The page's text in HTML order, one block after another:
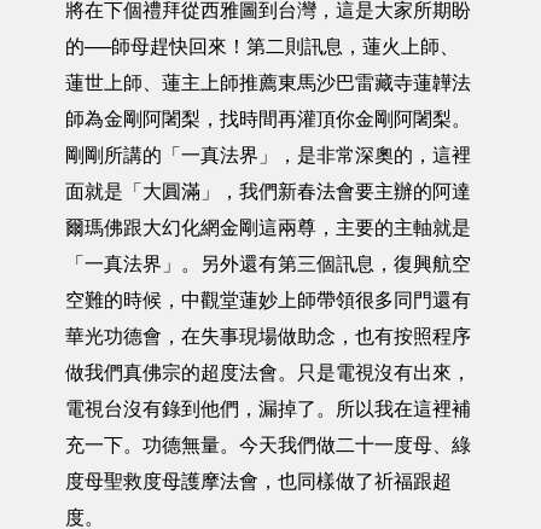
將在下個禮拜從西雅圖到台灣，這是大家所期盼
的──師母趕快回來！第二則訊息，蓮火上師、
蓮世上師、蓮主上師推薦東馬沙巴雷藏寺蓮韡法
師為金剛阿闍梨，找時間再灌頂你金剛阿闍梨。
剛剛所講的「一真法界」，是非常深奧的，這裡
面就是「大圓滿」，我們新春法會要主辦的阿達
爾瑪佛跟大幻化網金剛這兩尊，主要的主軸就是
「一真法界」。另外還有第三個訊息，復興航空
空難的時候，中觀堂蓮妙上師帶領很多同門還有
華光功德會，在失事現場做助念，也有按照程序
做我們真佛宗的超度法會。只是電視沒有出來，
電視台沒有錄到他們，漏掉了。所以我在這裡補
充一下。功德無量。今天我們做二十一度母、綠
度母聖救度母護摩法會，也同樣做了祈福跟超
度。